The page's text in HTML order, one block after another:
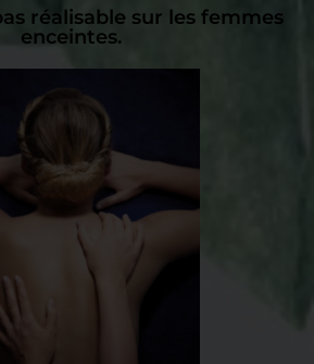
réalisable sur les femmes
enceintes.